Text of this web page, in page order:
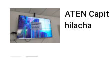
ATEN
hilacha